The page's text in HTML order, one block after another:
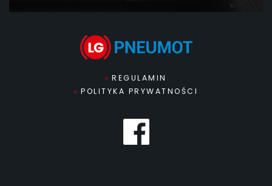
REGULAMIN
POLITYKA PRYWATNOŚCI